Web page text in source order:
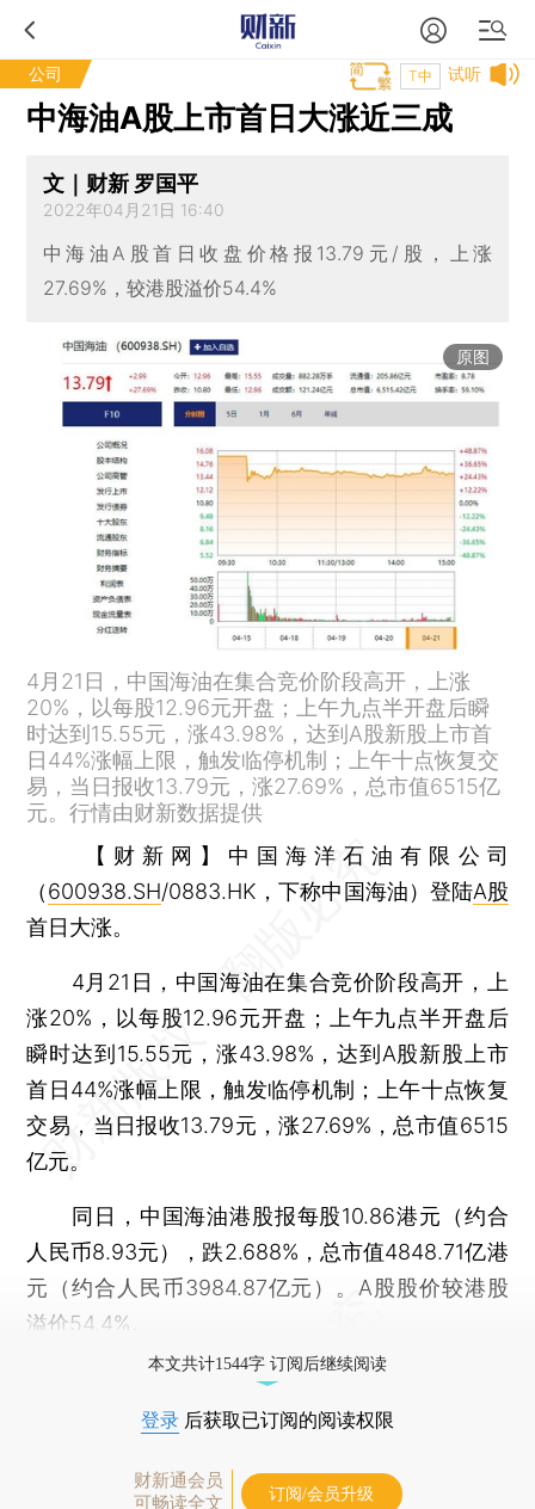
公司 试听
T中
中海油A股上市首日大涨近三成
文｜财新 罗国平
2022年04月21日 16:40
中海油A股首日收盘价格报13.79元/股，上涨
27.69%，较港股溢价54.4%
原图
4月21日，中国海油在集合竞价阶段高开，上涨
20%，以每股12.96元开盘；上午九点半开盘后瞬
时达到15.55元，涨43.98%，达到A股新股上市首
日44%涨幅上限，触发临停机制；上午十点恢复交
易，当日报收13.79元，涨27.69%，总市值6515亿
元。行情由财新数据提供
【财新网】 中国海洋石油有限公司
（600938.SH/0883.HK，下称中国海油）登陆A股
首日大涨。
4月21日，中国海油在集合竞价阶段高开，上
涨20%，以每股12.96元开盘；上午九点半开盘后
瞬时达到15.55元，涨43.98%，达到A股新股上市
首日44%涨幅上限，触发临停机制；上午十点恢复
交易，当日报收13.79元，涨27.69%，总市值6515
亿元。
同日，中国海油港股报每股10.86港元（约合
人民币8.93元），跌2.688%，总市值4848.71亿港
元（约合人民币3984.87亿元）。A股股价较港股
溢价54.4%。
本文共计1544字 订阅后继续阅读
登录 后获取已订阅的阅读权限
财新通会员
可畅读全文
订阅/会员升级